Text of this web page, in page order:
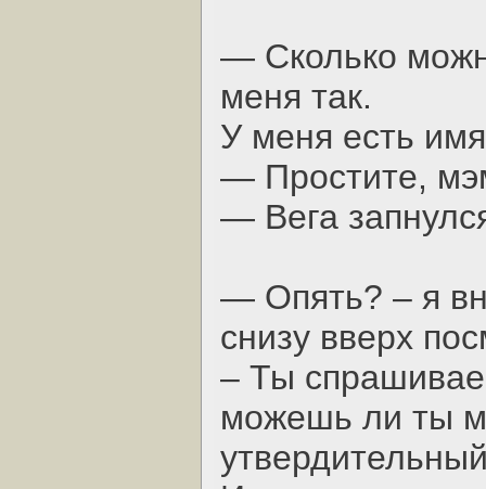
— Сколько
меня так.
У меня есть
— Простите,
— Вега
— Опять? – я
снизу вверх
– Ты
можешь ли ты